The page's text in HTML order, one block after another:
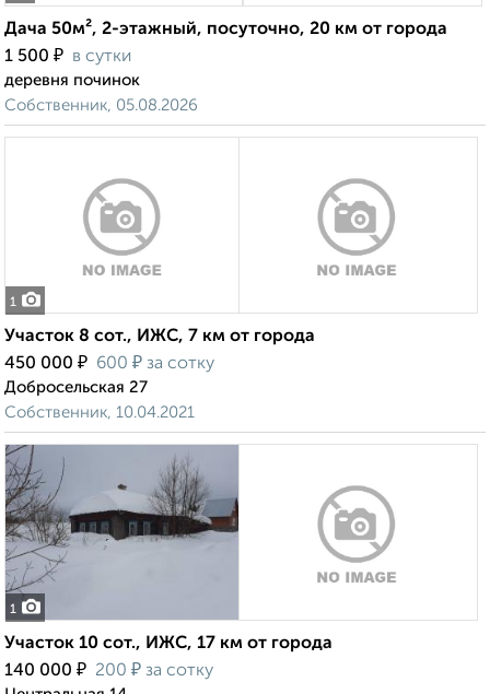
Дача 50м², 2-этажный, посуточно, 20 км от города
1 500 ₽ в сутки
деревня починок
Собственник, 05.08.2026
1
Участок 8 сот., ИЖС, 7 км от города
450 000 ₽ 600 ₽ за сотку
Добросельская 27
Собственник, 10.04.2021
1
Участок 10 сот., ИЖС, 17 км от города
140 000 ₽ 200 ₽ за сотку